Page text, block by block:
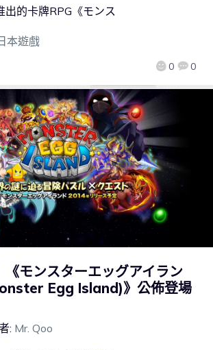
0 0
出的卡牌RPG《モンス
本遊戲
《モンスターエッグアイラン
Egg Island)》公佈登場
: Mr. Qoo